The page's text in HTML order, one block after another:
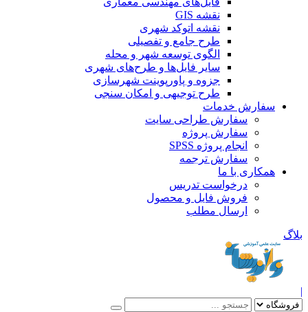
نقشه GIS
نقشه اتوکد شهری
طرح جامع و تفصیلی
الگوی توسعه شهر و محله
سایر فایل‌ها و طرح‌های شهری
جزوه و پاورپوینت شهرسازی
طرح توجیهی و امکان سنجی
سفارش خدمات
سفارش طراحی سایت
سفارش پروژه
انجام پروژه SPSS
سفارش ترجمه
همکاری با ما
درخواست تدریس
فروش فایل و محصول
ارسال مطلب